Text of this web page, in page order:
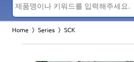
Home > Series > SCK